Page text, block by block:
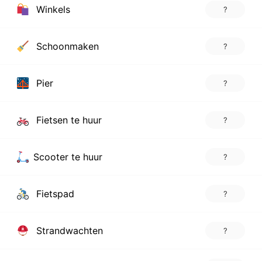
Winkels ?
Schoonmaken ?
Pier ?
Fietsen te huur ?
Scooter te huur ?
Fietspad ?
Strandwachten ?